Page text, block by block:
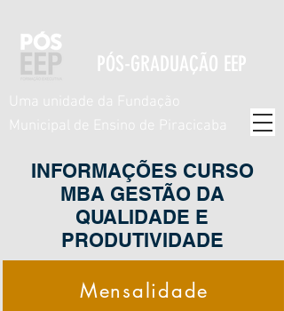
PÓS-GRADUAÇÃO EEP
Uma unidade da Fundação
Municipal de Ensino de Piracicaba
INFORMAÇÕES CURSO
MBA GESTÃO DA
QUALIDADE E
PRODUTIVIDADE
Mensalidade